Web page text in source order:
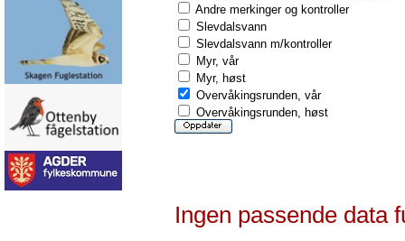
Andre merkinger og kontroller
Slevdalsvann
Slevdalsvann m/kontroller
Myr, vår
Myr, høst
Overvåkingsrunden, vår
Overvåkingsrunden, høst
Ingen passende data